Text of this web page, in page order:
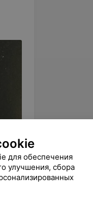
для обеспечения
улучшения, сбора